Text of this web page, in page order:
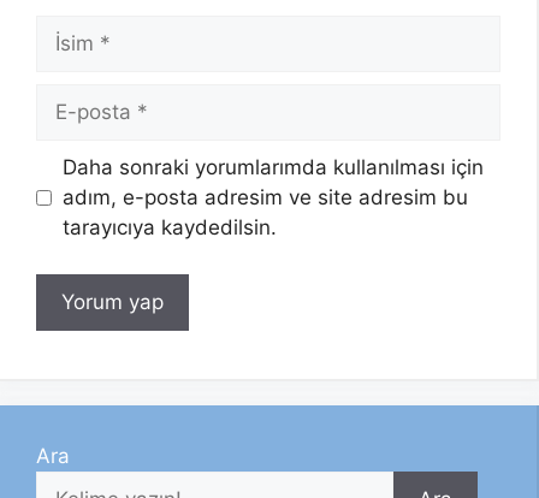
İsim
posta
Daha sonraki yorumlarımda kullanılması için
adım, e-posta adresim ve site adresim bu
tarayıcıya kaydedilsin.
Ara